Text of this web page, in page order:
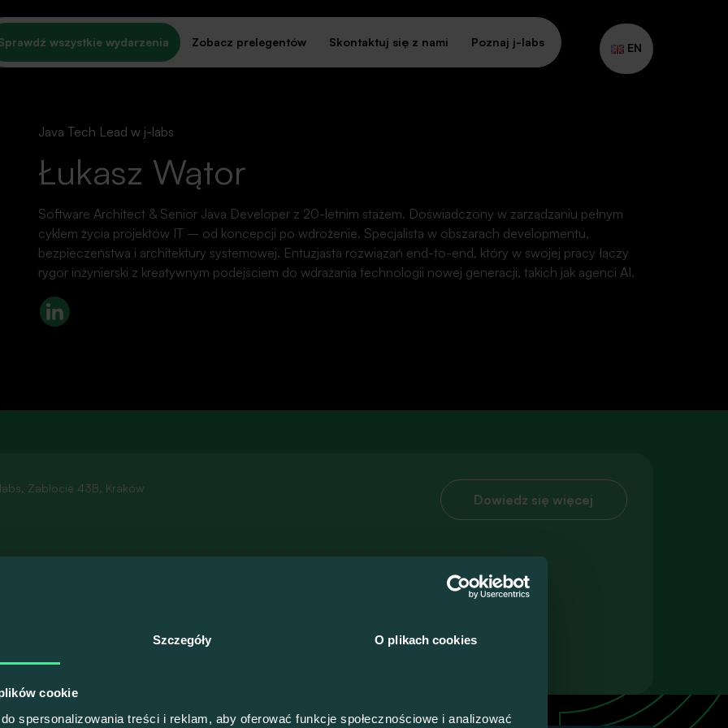
Szczegóły O plikach cookies
cookie
spersonalizowania treści i reklam, aby oferować funkcje społecznościowe i analizować
wszystkie wydarzenia Zobacz prelegentów Skontaktuj się z nami Poznaj j-labs EN
Java Tech Lead w j-labs
Łukasz Wątor
Software Architect & Senior Java Developer z 20-letnim stażem. Doświadczony w zarządzaniu pełnym
cyklem życia projektów IT – od koncepcji po wdrożenie. Specjalista w obszarach developmentu,
bezpieczeństwa i architektury systemowej. Entuzjasta rozwiązań end-to-end, który w swojej pracy łączy
rygor inżynierski z kreatywnym podejściem do wdrażania technologii nowej generacji, takich jak agenci AI.
LinkedIn
WYDARZENIA
kamera, akcja
wydarzenia, z udziałem tego prelegenta.
Zabłocie 43B, Kraków
Lider Techniczny AI w j-labs
Dowiedz się więcej
gości Talk4Devs